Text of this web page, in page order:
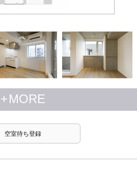
+MORE
空室待ち登録